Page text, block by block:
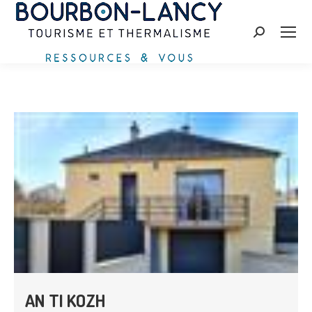
Recherche
AN TI KOZH